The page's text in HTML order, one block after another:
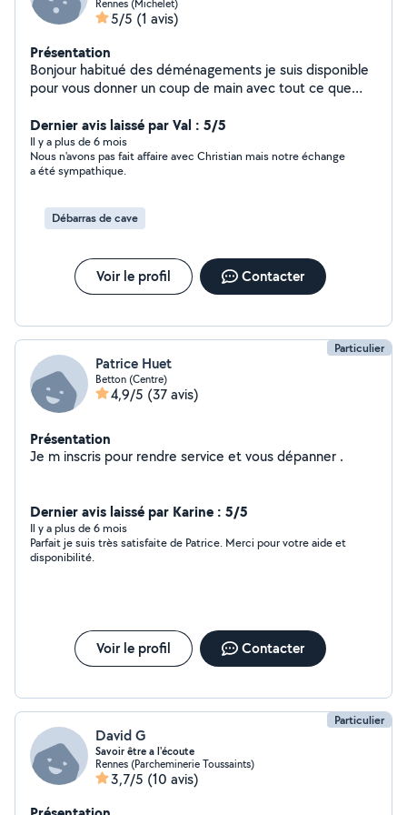
Rennes (Michelet)
5/5 (1 avis)
Présentation
Bonjour habitué des déménagements je suis disponible
pour vous donner un coup de main avec tout ce que
cordialement
Dernier avis laissé par Val : 5/5
Il y a plus de 6 mois
Nous n'avons pas fait affaire avec Christian mais notre échange
a été sympathique.
Débarras de cave
Voir le profil Contacter
Particulier
Patrice Huet
Betton (Centre)
4,9/5 (37 avis)
Présentation
Je m inscris pour rendre service et vous dépanner .
Dernier avis laissé par Karine : 5/5
Il y a plus de 6 mois
Parfait je suis très satisfaite de Patrice. Merci pour votre aide et
disponibilité.
Voir le profil Contacter
Particulier
David G
Savoir être a l'écoute
Rennes (Parcheminerie Toussaints)
3,7/5 (10 avis)